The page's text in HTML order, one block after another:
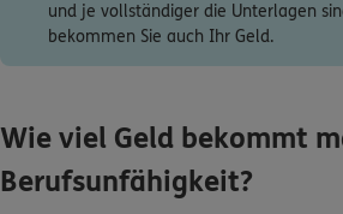
und je vollständiger die Unterlagen
bekommen Sie auch Ihr Geld.
Wie viel Geld bekommt
Berufsunfähigkeit?